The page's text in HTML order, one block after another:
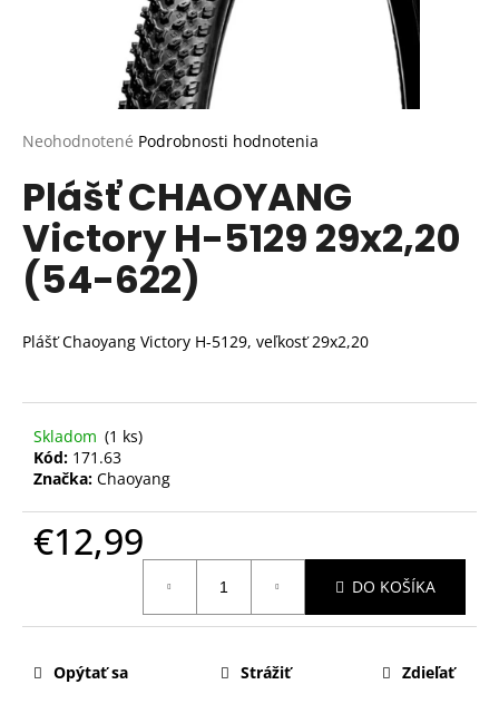
Priemerné
produktu
je
0,0
z
5
hviezdičiek.
Neohodnotené Podrobnosti hodnotenia
Plášť CHAOYANG
Victory H-5129 29x2,20
(54-622)
Plášť Chaoyang Victory H-5129, veľkosť 29x2,20
Skladom (1 ks)
Kód: 171.63
Značka: Chaoyang
€12,99
DO KOŠÍKA
Opýtať sa Strážiť Zdieľať